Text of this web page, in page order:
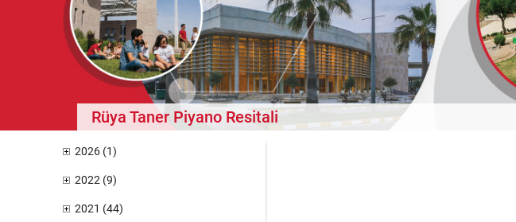
Rüya Taner Piyano Resitali
2026 (1)
2022 (9)
2021 (44)